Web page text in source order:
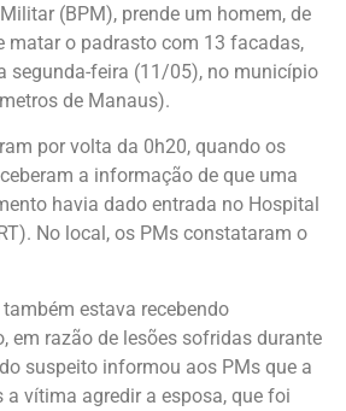
(BPM), prende um homem, de
matar o padrasto com 13 facadas,
segunda-feira (11/05), no município
de Manaus).
por volta da 0h20, quando os
a informação de que uma
havia dado entrada no Hospital
No local, os PMs constataram o
estava recebendo
em razão de lesões sofridas durante
suspeito informou aos PMs que a
a vítima agredir a esposa, que foi